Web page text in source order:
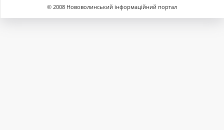
© 2008 Нововолинський інформаційний портал